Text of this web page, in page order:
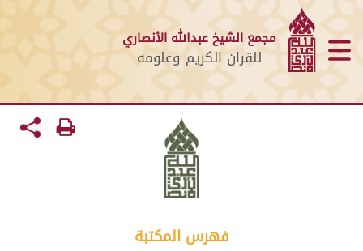
مجمع الشيخ عبدالله الأنصاري
للقران الكريم وعلومه
فهرس المكتبة